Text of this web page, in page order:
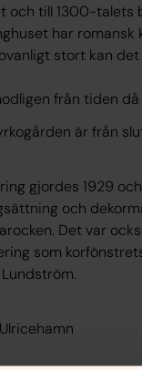
och till 1300-talets
har romansk
stort kan
från tiden
är från
gjordes 1929
och
Det var
som